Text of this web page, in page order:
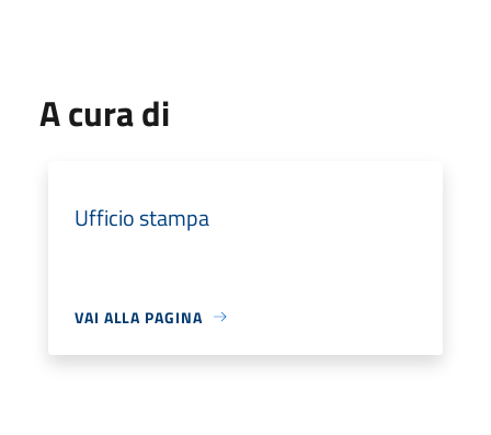
A cura di
Ufficio stampa
VAI ALLA PAGINA